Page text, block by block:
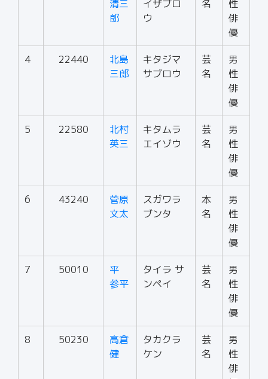
清三
郎
イザブロ
ウ
名
性
俳
優
4 22440
北島
三郎
キタジマ
サブロウ
芸
名
男
性
俳
優
5 22580
北村
英三
キタムラ
エイゾウ
芸
名
男
性
俳
優
6 43240
菅原
文太
スガワラ
ブンタ
本
名
男
性
俳
優
7 50010
平
参平
タイラ サ
ンペイ
芸
名
男
性
俳
優
8 50230
高倉
健
タカクラ
ケン
芸
名
男
性
俳